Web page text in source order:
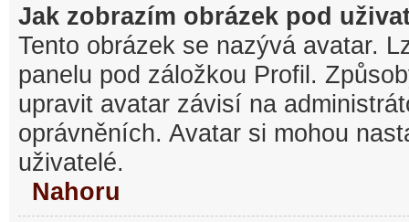
Jak zobrazím obrázek pod
Tento obrázek se nazývá avatar.
panelu pod záložkou Profil.
upravit avatar závisí na
oprávněních. Avatar si mohou
uživatelé.
Nahoru